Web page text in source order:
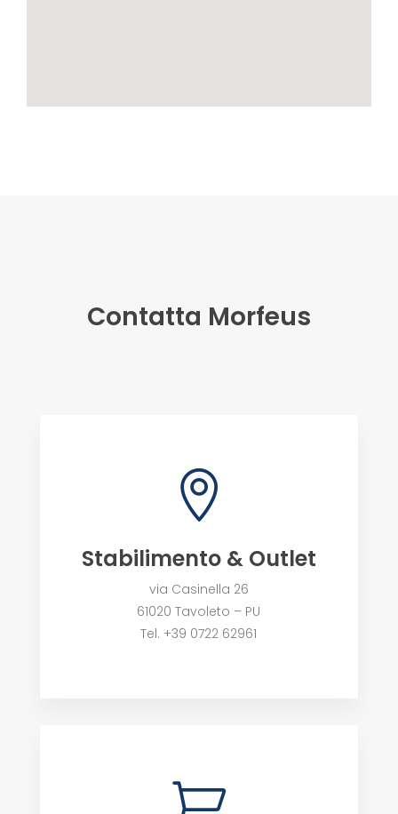
Contatta Morfeus

Stabilimento & Outlet
via Casinella 26
61020 Tavoleto – PU
Tel. +39 0722 62961